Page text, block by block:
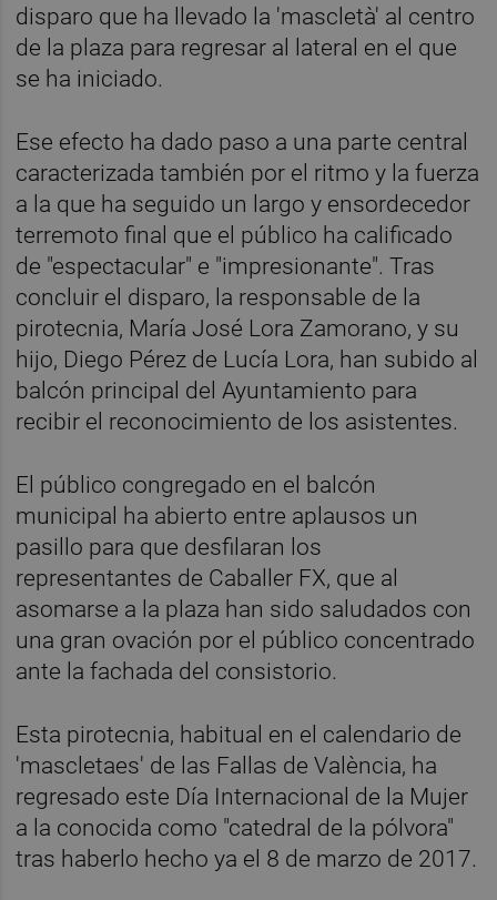
disparo que ha llevado la 'mascletà' al centro
de la plaza para regresar al lateral en el que
se ha iniciado.
Ese efecto ha dado paso a una parte central
caracterizada también por el ritmo y la fuerza
a la que ha seguido un largo y ensordecedor
terremoto final que el público ha calificado
de "espectacular" e "impresionante". Tras
concluir el disparo, la responsable de la
pirotecnia, María José Lora Zamorano, y su
hijo, Diego Pérez de Lucía Lora, han subido al
balcón principal del Ayuntamiento para
recibir el reconocimiento de los asistentes.
El público congregado en el balcón
municipal ha abierto entre aplausos un
pasillo para que desfilaran los
representantes de Caballer FX, que al
asomarse a la plaza han sido saludados con
una gran ovación por el público concentrado
ante la fachada del consistorio.
Esta pirotecnia, habitual en el calendario de
'mascletaes' de las Fallas de València, ha
regresado este Día Internacional de la Mujer
a la conocida como "catedral de la pólvora"
tras haberlo hecho ya el 8 de marzo de 2017.